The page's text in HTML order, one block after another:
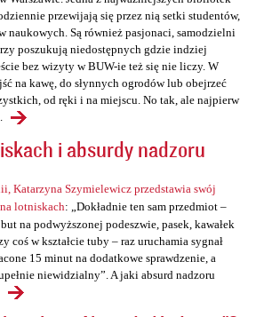
przewijają się przez nią setki studentów,
naukowych. Są również pasjonaci, samodzielni
poszukują niedostępnych gdzie indziej
bez wizyty w BUW-ie też się nie liczy. W
na kawę, do słynnych ogrodów lub obejrzeć
od ręki i na miejscu. No tak, ale najpierw
i absurdy nadzoru
Katarzyna Szymielewicz przedstawia swój
lotniskach: „Dokładnie ten sam przedmiot –
na podwyższonej podeszwie, pasek, kawałek
coś w kształcie tuby – raz uruchamia sygnał
15 minut na dodatkowe sprawdzenie, a
niewidzialny”. A jaki absurd nadzoru